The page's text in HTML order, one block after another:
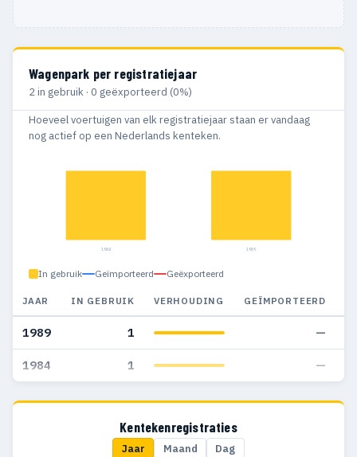
Wagenpark per registratiejaar
2 in gebruik · 0 geëxporteerd (0%)
Hoeveel voertuigen van elk registratiejaar staan er vandaag
nog actief op een Nederlands kenteken.
1984 1989
In gebruik Geïmporteerd Geëxporteerd
JAAR IN GEBRUIK VERHOUDING GEÏMPORTEERD
1989 1 —
1984 1 —
Kentekenregistraties
Jaar Maand Dag